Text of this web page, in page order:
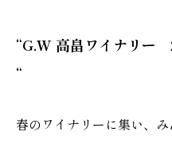
“G.W 高畠ワイナリ
“
春のワイナリーに集い、